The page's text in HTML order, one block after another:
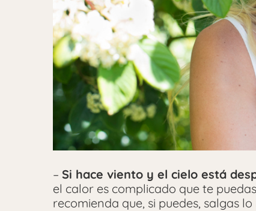
– Si hace viento y el cielo está
el calor es complicado que te
recomienda que, si puedes, salgas